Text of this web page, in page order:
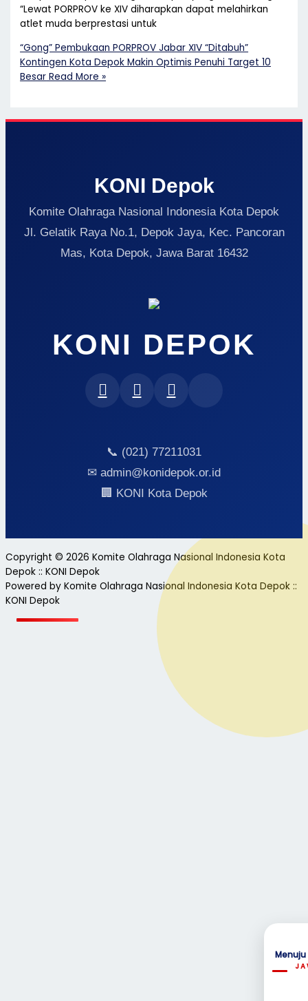
“Lewat PORPROV ke XIV diharapkan dapat melahirkan
atlet muda berprestasi untuk
“Gong” Pembukaan PORPROV Jabar XIV “Ditabuh”
Kontingen Kota Depok Makin Optimis Penuhi Target 10
Besar Read More »
KONI Depok
Komite Olahraga Nasional Indonesia Kota Depok
Jl. Gelatik Raya No.1, Depok Jaya, Kec. Pancoran
Mas, Kota Depok, Jawa Barat 16432
KONI DEPOK
📞 (021) 77211031
✉ admin@konidepok.or.id
🏢 KONI Kota Depok
Copyright © 2026 Komite Olahraga Nasional Indonesia Kota
Depok :: KONI Depok
Powered by Komite Olahraga Nasional Indonesia Kota Depok ::
KONI Depok
Menuju